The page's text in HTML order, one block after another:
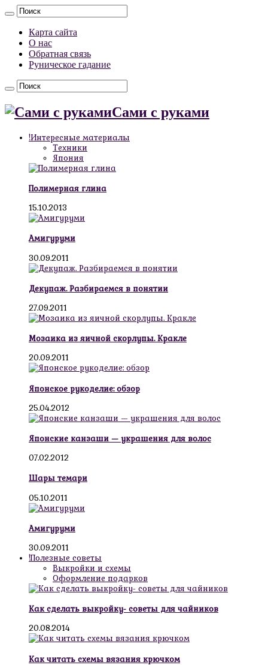
Карта сайта
О нас
Обратная связь
Руническое гадание
Сами с руками
!Интересные материалы
Техники
Япония
Полимерная глина
15.10.2013
Амигуруми
30.09.2011
Декупаж. Разбираемся в понятии
27.09.2011
Мозаика из яичной скорлупы. Кракле
20.09.2011
Японское рукоделие: обзор
25.04.2012
Японские канзаши — украшения для волос
07.02.2012
Шары темари
05.10.2011
Амигуруми
30.09.2011
!Полезные советы
Выкройки и схемы
Оформление подарков
Как сделать выкройку- советы для чайников
20.08.2014
Как читать схемы вязания крючком